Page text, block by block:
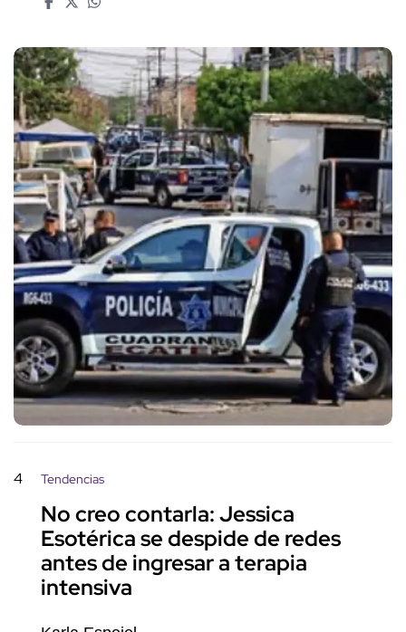
4 Tendencias
No creo contarla: Jessica
Esotérica se despide de redes
antes de ingresar a terapia
intensiva